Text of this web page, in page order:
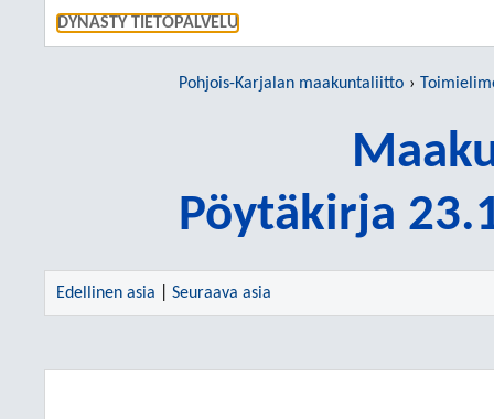
DYNASTY TIETOPALVELU
Pohjois-Karjalan maakuntaliitto
Pöytäkirja
Edellinen asia Seuraava asia